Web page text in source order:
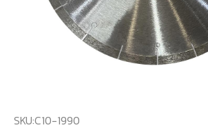
SKU:C10-1990